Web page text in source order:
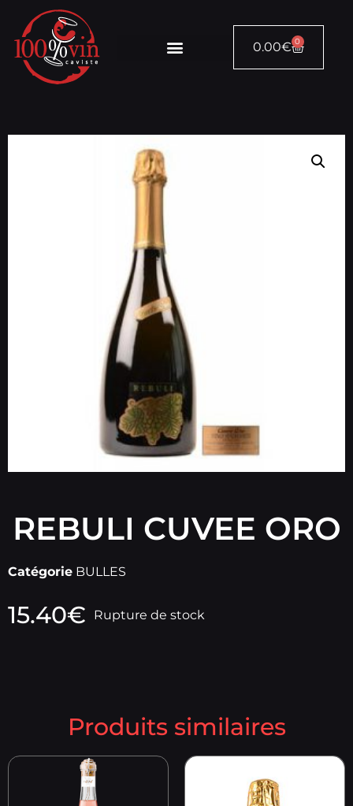
0.00€ 0
REBULI CUVEE ORO
Catégorie BULLES
15.40€ Rupture de stock
Produits similaires